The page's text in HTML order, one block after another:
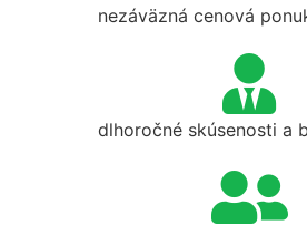
nezáväzná cenová
dlhoročné skúsenosti a